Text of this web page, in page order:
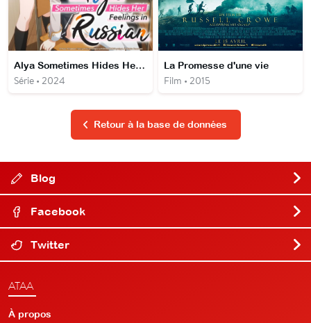
Alya Sometimes Hides Her Feelings in Russian
Série • 2024
La Promesse d'une vie
Film • 2015
Retour à la base de données
Blog
Facebook
Twitter
ATAA
À propos